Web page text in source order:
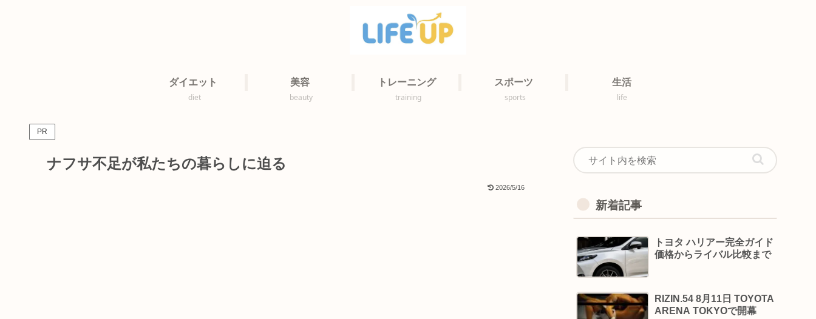
ダイエット
diet
美容
beauty
トレーニング
training
スポーツ
sports
生活
life
PR
ナフサ不足が私たちの暮らしに迫る
2026/5/16
新着記事
トヨタ ハリアー完全ガイド
価格からライバル比較まで
RIZIN.54 8月11日 TOYOTA
ARENA TOKYOで開幕